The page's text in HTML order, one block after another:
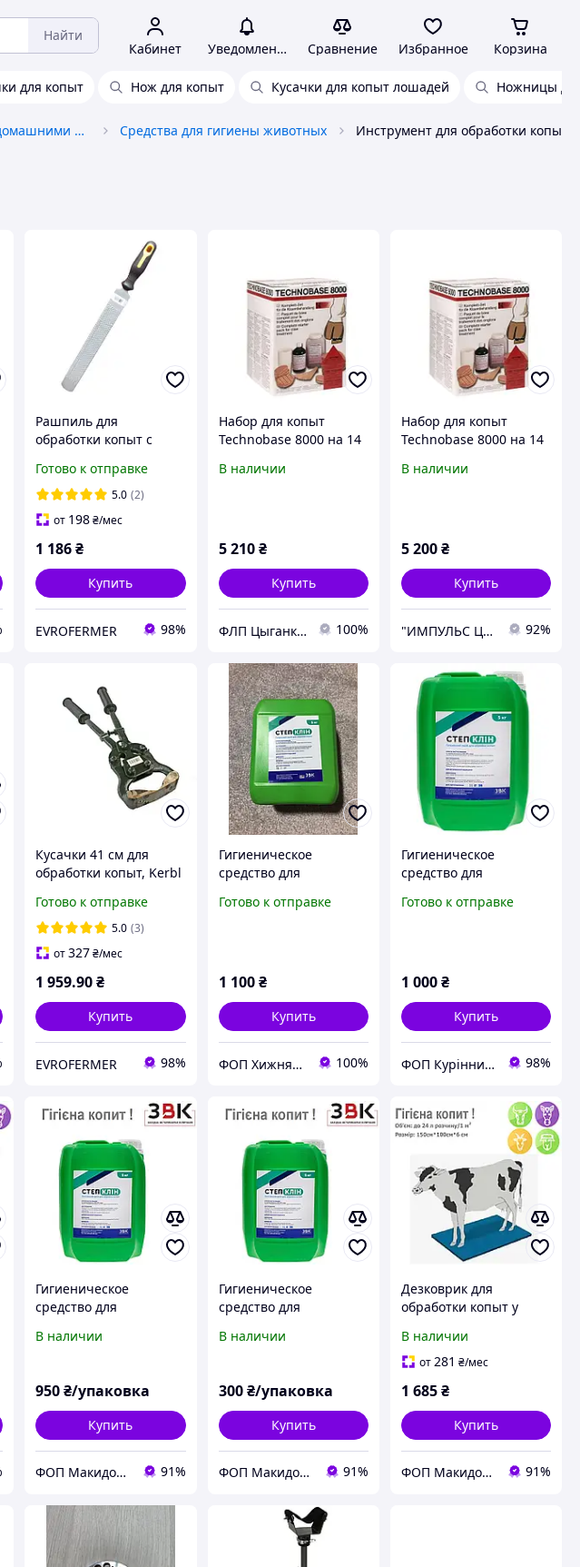
Найти
Кабинет Уведомления Сравнение Избранное Корзина
для копыт Нож для копыт Кусачки для копыт лошадей Ножницы
Товары для ухода за домашними животными Средства для гигиены животных
Рашпиль для
обработки копыт с
Германия
Готово к отправке
5.0 (2)
от 198₴/мес
1 186₴
Купить
EVROFERMER 98%
Набор для копыт
Technobase 8000 на 14
В наличии
5 210 ₴
Купить
ФЛП Цыганкова Татьяна Васильевна 100%
Набор для копыт
Technobase 8000 на 14
В наличии
5 200₴
Купить
"ИМПУЛЬС ЦИС" интернет-магазин 92%
Кусачки 41 см для
обработки копыт, Kerbl
Готово к отправке
5.0 (3)
от327₴/мес
1 959.90₴
Купить
EVROFERMER 98%
Гигиеническое
средство для
Клин»
Готово к отправке
1 100 ₴
Купить
ФОП Хижняк О.О. 100%
Гигиеническое
средство для
Клин» -5 л
Готово к отправке
1 000₴
Купить
ФОП Курінний К.А. 98%
Гигиеническое
средство для
Клин 5кг
В наличии
950₴/упаковка
Купить
ФОП Макидон Людмила Викторовна 91%
Гигиеническое
средство для
Клин 1кг
В наличии
300 ₴/упаковка
Купить
ФОП Макидон Людмила Викторовна 91%
Дезковрик для
обработки копыт у
В наличии
от 281 ₴/мес
1 685₴
Купить
ФОП Макидон Людмила Викторовна 91%